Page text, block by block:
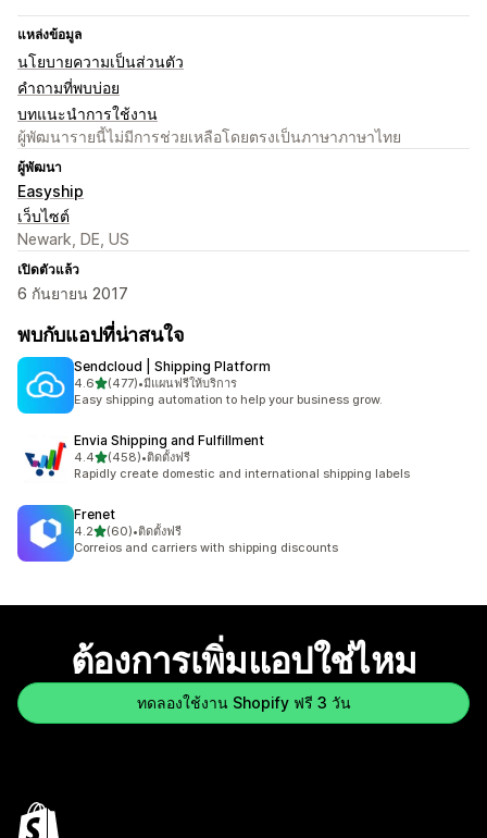
แหล่งข้อมูล
นโยบายความเป็นส่วนตัว
คำถามที่พบบ่อย
บทแนะนำการใช้งาน
ผู้พัฒนารายนี้ไม่มีการช่วยเหลือโดยตรงเป็นภาษาภาษาไทย
ผู้พัฒนา
Easyship
เว็บไซต์
Newark, DE, US
เปิดตัวแล้ว
6 กันยายน 2017
พบกับแอปที่น่าสนใจ
Sendcloud | Shipping Platform
4.6เต็ม 5 ดาว
(477)
ทั้งหมด 477 รีวิว
•มีแผนฟรีให้บริการ
Easy shipping automation to help your business grow.
Envia Shipping and Fulfillment
4.4เต็ม 5 ดาว
(458)
ทั้งหมด 458 รีวิว
•ติดตั้งฟรี
Rapidly create domestic and international shipping labels
Frenet
4.2เต็ม 5 ดาว
(60)
ทั้งหมด 60 รีวิว
•ติดตั้งฟรี
Correios and carriers with shipping discounts
ต้องการเพิ่มแอปใช่ไหม
ทดลองใช้งาน Shopify ฟรี 3 วัน